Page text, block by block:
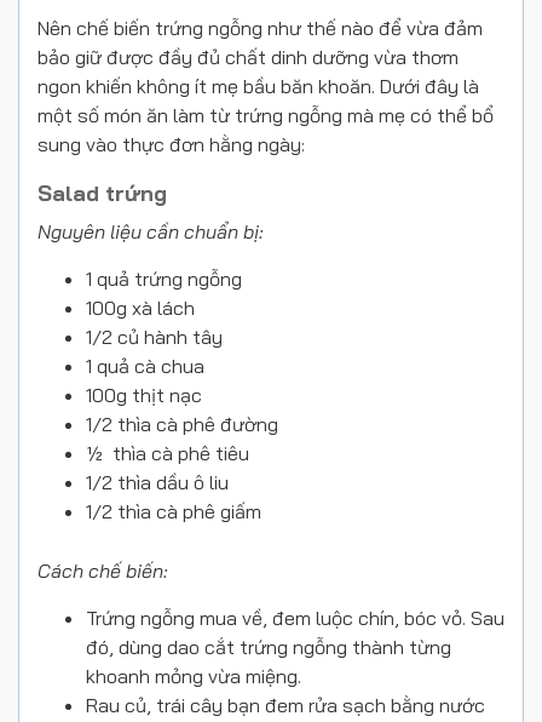
Nên chế biến trứng ngỗng như thế nào để vừa đảm
bảo giữ được đầy đủ chất dinh dưỡng vừa thơm
ngon khiến không ít mẹ bầu băn khoăn. Dưới đây là
một số món ăn làm từ trứng ngỗng mà mẹ có thể bổ
sung vào thực đơn hằng ngày:
Salad trứng
Nguyên liệu cần chuẩn bị:
1 quả trứng ngỗng
100g xà lách
1/2 củ hành tây
1 quả cà chua
100g thịt nạc
1/2 thìa cà phê đường
½ thìa cà phê tiêu
1/2 thìa dầu ô liu
1/2 thìa cà phê giấm
Cách chế biến:
Trứng ngỗng mua về, đem luộc chín, bóc vỏ. Sau
đó, dùng dao cắt trứng ngỗng thành từng
khoanh mỏng vừa miệng.
Rau củ, trái cây bạn đem rửa sạch bằng nước